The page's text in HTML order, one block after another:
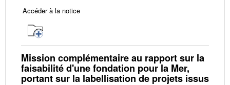
Accéder à la notice
Mission complémentaire au rapport sur la
faisabilité d'une fondation pour la Mer,
portant sur la labellisation de projets issus